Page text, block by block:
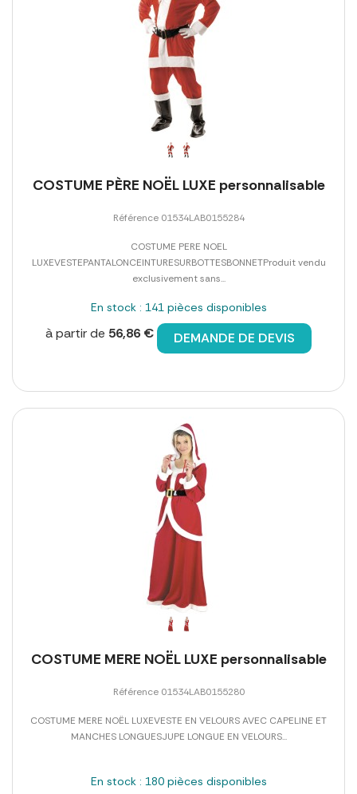
COSTUME PÈRE NOËL LUXE personnalisable
Référence 01534LAB0155284
COSTUME PERE NOEL
LUXEVESTEPANTALONCEINTURESURBOTTESBONNETProduit vendu
exclusivement sans...
En stock : 141 pièces disponibles
à partir de 56,86 € DEMANDE DE DEVIS
COSTUME MERE NOËL LUXE personnalisable
Référence 01534LAB0155280
COSTUME MERE NOËL LUXEVESTE EN VELOURS AVEC CAPELINE ET
MANCHES LONGUESJUPE LONGUE EN VELOURS...
En stock : 180 pièces disponibles